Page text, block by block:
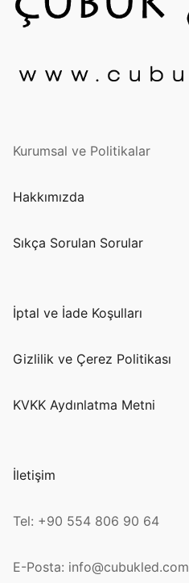
Kurumsal ve Politikalar
Hakkımızda
Sıkça Sorulan Sorular
İptal ve İade Koşulları
Gizlilik ve Çerez Politikası
KVKK Aydınlatma Metni
İletişim
Tel: +90 554 806 90 64
E-Posta: info@cubukled.com